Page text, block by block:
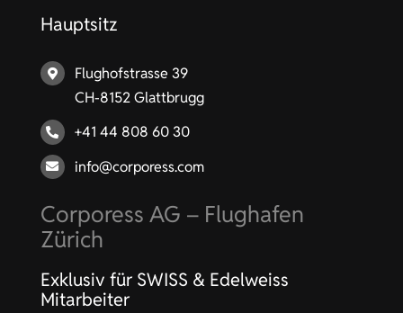
Hauptsitz
Flughofstrasse 39
CH-8152 Glattbrugg
+41 44 808 60 30
info@corporess.com
Corporess AG – Flughafen
Zürich
Exklusiv für SWISS & Edelweiss
Mitarbeiter